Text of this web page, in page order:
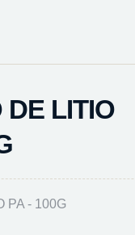
DE LITIO
PA - 100G